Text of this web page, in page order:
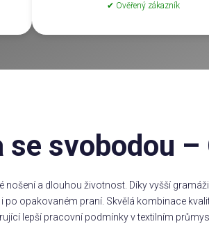
✔ Ověřený zákazník
svobodou –
a dlouhou životnost. Díky vyšší
opakovaném praní. Skvělá kombinace
lepší pracovní podmínky v textilním